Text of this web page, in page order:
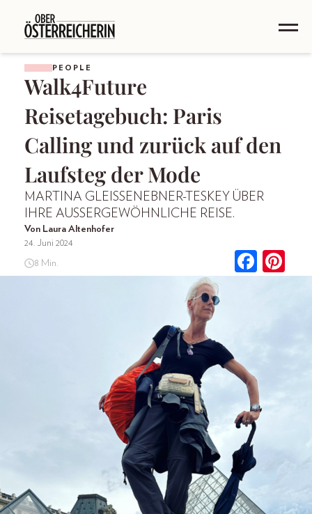
PEOPLE
Walk4Future
Reisetagebuch: Paris
Calling und zurück auf den
Laufsteg der Mode
MARTINA GLEISSENEBNER-TESKEY ÜBER
IHRE AUSSERGEWÖHNLICHE REISE.
Von Laura Altenhofer
24. Juni 2024
8 Min.